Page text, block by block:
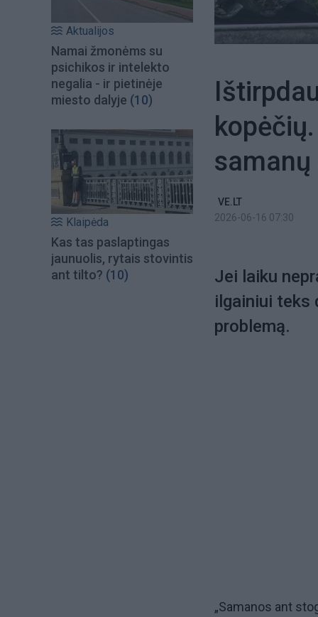
Aktualijos
Namai žmonėms su
psichikos ir intelekto
negalia - ir pietinėje
miesto dalyje (10)
Klaipėda
Kas tas paslaptingas
jaunuolis, rytais stovintis
ant tilto? (10)
VE.LT
2026-06-16 07:30
Jei laiku
ilgainiui teks
problemą.
„Samanos ant